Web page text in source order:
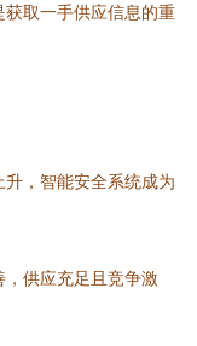
取一手供应信息的重
，智能安全系统成为
供应充足且竞争激